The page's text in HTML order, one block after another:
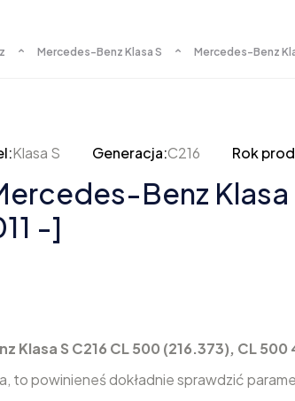
Mercedes-Benz Klasa S Mercedes-Benz
Klasa S Generacja:C216 Rok
Benz
-]
Klasa S C216 CL 500 (216.373), CL
to powinieneś dokładnie sprawdzić